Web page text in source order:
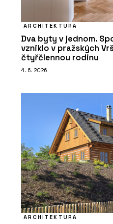
ARCHITEKTURA
Dva byty v jednom.
vzniklo v pražských
čtyřčlennou rodinu
4. 6. 2026
ARCHITEKTURA